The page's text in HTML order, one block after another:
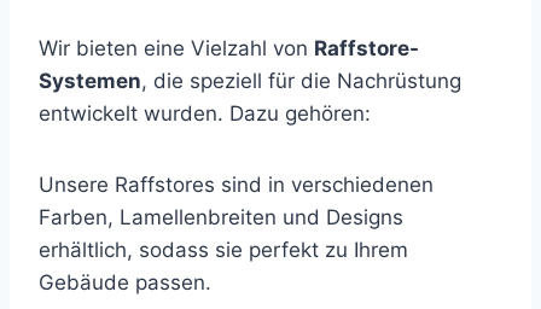
Wir bieten eine Vielzahl von Raffstore-
Systemen, die speziell für die Nachrüstung
entwickelt wurden. Dazu gehören:
Unsere Raffstores sind in verschiedenen
Farben, Lamellenbreiten und Designs
erhältlich, sodass sie perfekt zu Ihrem
Gebäude passen.